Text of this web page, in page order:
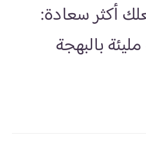
أكثر سعادة:
بالبهجة